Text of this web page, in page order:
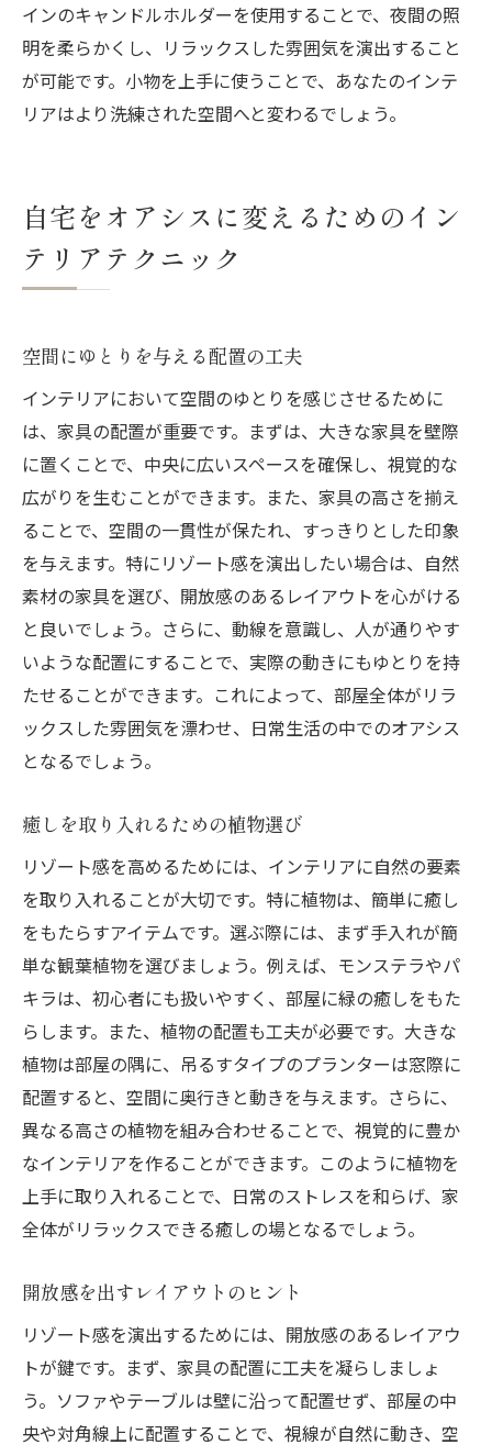
インのキャンドルホルダーを使用することで、夜間の照
明を柔らかくし、リラックスした雰囲気を演出すること
が可能です。小物を上手に使うことで、あなたのインテ
リアはより洗練された空間へと変わるでしょう。
自宅をオアシスに変えるためのイン
テリアテクニック
空間にゆとりを与える配置の工夫
インテリアにおいて空間のゆとりを感じさせるために
は、家具の配置が重要です。まずは、大きな家具を壁際
に置くことで、中央に広いスペースを確保し、視覚的な
広がりを生むことができます。また、家具の高さを揃え
ることで、空間の一貫性が保たれ、すっきりとした印象
を与えます。特にリゾート感を演出したい場合は、自然
素材の家具を選び、開放感のあるレイアウトを心がける
と良いでしょう。さらに、動線を意識し、人が通りやす
いような配置にすることで、実際の動きにもゆとりを持
たせることができます。これによって、部屋全体がリラ
ックスした雰囲気を漂わせ、日常生活の中でのオアシス
となるでしょう。
癒しを取り入れるための植物選び
リゾート感を高めるためには、インテリアに自然の要素
を取り入れることが大切です。特に植物は、簡単に癒し
をもたらすアイテムです。選ぶ際には、まず手入れが簡
単な観葉植物を選びましょう。例えば、モンステラやパ
キラは、初心者にも扱いやすく、部屋に緑の癒しをもた
らします。また、植物の配置も工夫が必要です。大きな
植物は部屋の隅に、吊るすタイプのプランターは窓際に
配置すると、空間に奥行きと動きを与えます。さらに、
異なる高さの植物を組み合わせることで、視覚的に豊か
なインテリアを作ることができます。このように植物を
上手に取り入れることで、日常のストレスを和らげ、家
全体がリラックスできる癒しの場となるでしょう。
開放感を出すレイアウトのヒント
リゾート感を演出するためには、開放感のあるレイアウ
トが鍵です。まず、家具の配置に工夫を凝らしましょ
う。ソファやテーブルは壁に沿って配置せず、部屋の中
央や対角線上に配置することで、視線が自然に動き、空